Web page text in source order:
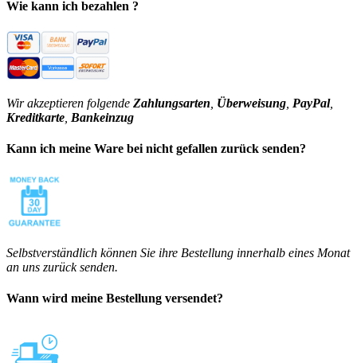
Wie kann ich bezahlen ?
Wir akzeptieren folgende Zahlungsarten Überweisung PayPal,
Kreditkarte Bankeinzug
Kann ich meine Ware bei nicht gefallen zurück senden?
Selbstverständlich können Sie ihre Bestellung innerhalb eines Monat
an uns zurück senden.
Wann wird meine Bestellung versendet?